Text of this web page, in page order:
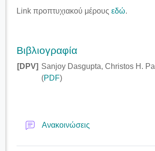
Link προπτυχιακού μέρους εδώ.
Βιβλιογραφία
[DPV] Sanjoy Dasgupta, Christos H.
(PDF)
Ανακοινώσεις